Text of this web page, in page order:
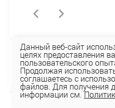
ПАЛЬТО 1-2707
512,40 руб
НОВИНКА
Данный веб-сайт
целях предоставления
пользовательского
Продолжая
соглашаетесь с
файлов. Для получения
информации см.